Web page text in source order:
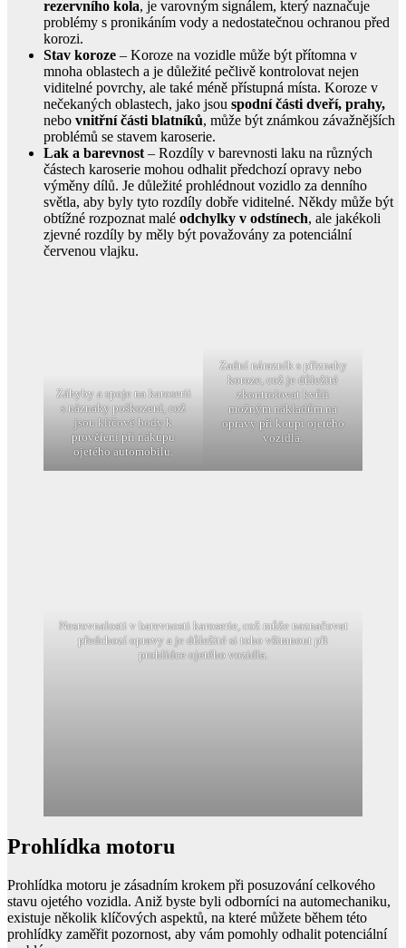
rezervního kola, je varovným signálem, který naznačuje
problémy s pronikáním vody a nedostatečnou ochranou před
korozi.
Stav koroze – Koroze na vozidle může být přítomna v
mnoha oblastech a je důležité pečlivě kontrolovat nejen
viditelné povrchy, ale také méně přístupná místa. Koroze v
nečekaných oblastech, jako jsou spodní části dveří, prahy,
nebo vnitřní části blatníků, může být známkou závažnějších
problémů se stavem karoserie.
Lak a barevnost – Rozdíly v barevnosti laku na různých
částech karoserie mohou odhalit předchozí opravy nebo
výměny dílů. Je důležité prohlédnout vozidlo za denního
světla, aby byly tyto rozdíly dobře viditelné. Někdy může být
obtížné rozpoznat malé odchylky v odstínech, ale jakékoli
zjevné rozdíly by měly být považovány za potenciální
červenou vlajku.
Záhyby a spoje na karoserii
s náznaky poškození, což
jsou klíčové body k
prověření při nákupu
ojetého automobilu.
Zadní nárazník s příznaky
koroze, což je důležité
zkontrolovat kvůli
možným nákladům na
opravy při koupi ojetého
vozidla.
Nesrovnalosti v barevnosti karoserie, což může naznačovat
předchozí opravy a je důležité si toho všimnout při
prohlídce ojetého vozidla.
Prohlídka motoru
Prohlídka motoru je zásadním krokem při posuzování celkového
stavu ojetého vozidla. Aniž byste byli odborníci na automechaniku,
existuje několik klíčových aspektů, na které můžete během této
prohlídky zaměřit pozornost, aby vám pomohly odhalit potenciální